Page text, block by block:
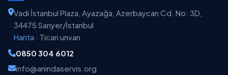
Vadi İstanbul Plaza, Ayazağa, Azerbaycan Cd. No: 3D,
34475 Sarıyer/İstanbul
Harita · Ticari unvan
0850 304 6012
info@anindaservis.org